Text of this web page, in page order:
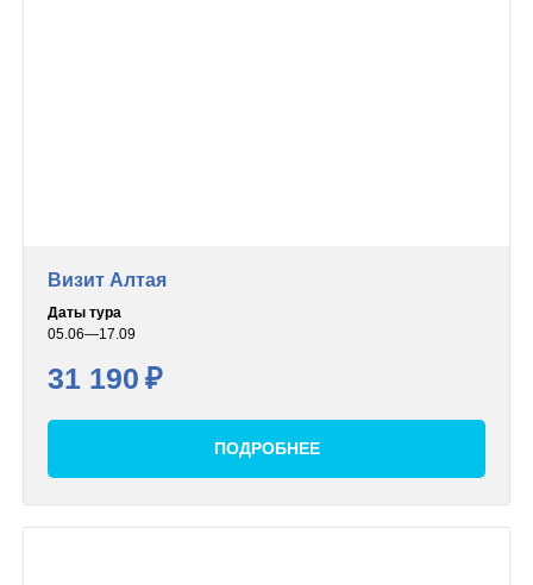
Визит Алтая
Даты тура
05.06—17.09
31 190 ₽
ПОДРОБНЕЕ